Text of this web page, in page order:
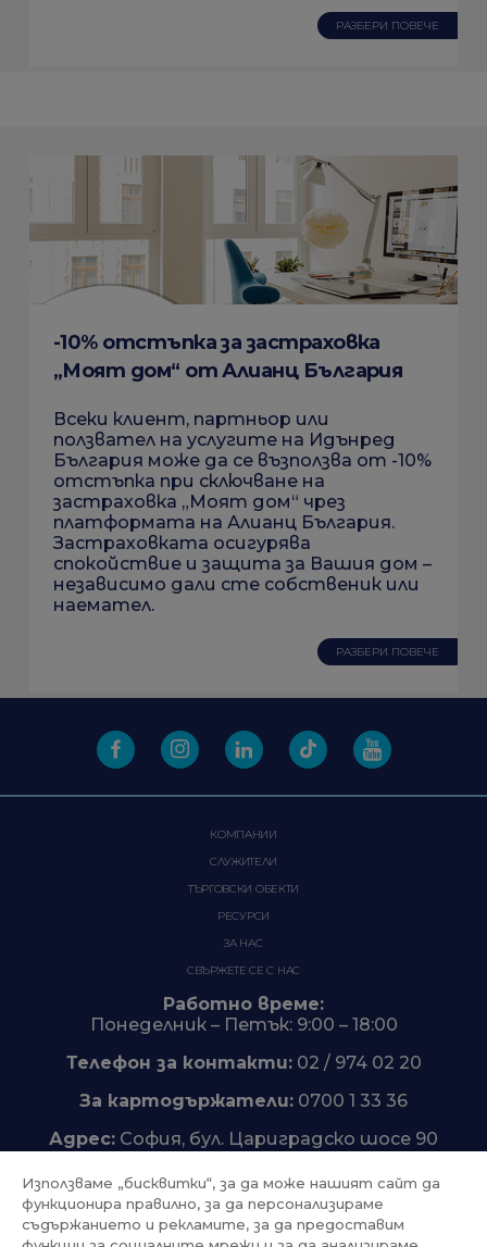
РАЗБЕРИ ПОВЕЧЕ
-10% отстъпка за застраховка
„Моят дом“ от Алианц България
Всеки клиент, партньор или
ползвател на услугите на Идънред
България може да се възползва от -10%
отстъпка при сключване на
застраховка „Моят дом“ чрез
платформата на Алианц България.
Застраховката осигурява
спокойствие и защита за Вашия дом –
независимо дали сте собственик или
наемател.
РАЗБЕРИ ПОВЕЧЕ
КОМПАНИИ
СЛУЖИТЕЛИ
ТЪРГОВСКИ ОБЕКТИ
РЕСУРСИ
ЗА НАС
СВЪРЖЕТЕ СЕ С НАС
Работно време:
Понеделник – Петък: 9:00 – 18:00
Телефон за контакти:02 / 974 02 20
За картодържатели: 0700 1 33 36
Адрес: София, бул. Цариградско шосе 90
Trustpilot
Използваме „бисквитки“, за да може нашият сайт да
функционира правилно, за да персонализираме
съдържанието и рекламите, за да предоставим